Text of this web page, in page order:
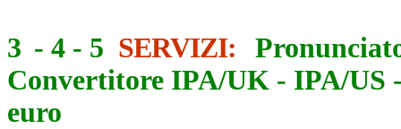
3 - 4 - 5 SERVIZI:
Convertitore IPA/UK - IPA/US
euro